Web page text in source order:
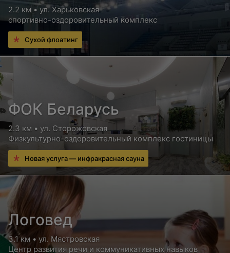
2.2 км • ул. Харьковская
спортивно-оздоровительный комплекс
Сухой флоатинг
ФОК Беларусь
2.3 км • ул. Сторожовская
Физкультурно-оздоровительный комплекс гостиницы
Новая услуга — инфракрасная сауна
Логовед
3.1 км • ул. Мястровская
Центр развития речи и коммуникативных навыков